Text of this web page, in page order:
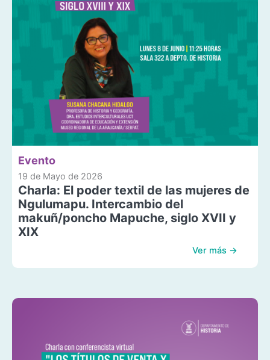
Evento
19 de Mayo de 2026
Charla: El poder textil de las mujeres de
Ngulumapu. Intercambio del
makuñ/poncho Mapuche, siglo XVII y
XIX
Ver más →